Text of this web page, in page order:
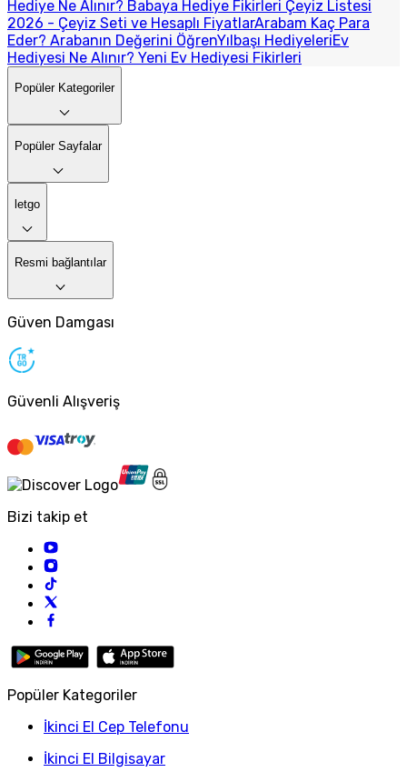
Hediye Ne Alınır? Babaya Hediye Fikirleri Çeyiz Listesi
2026 - Çeyiz Seti ve Hesaplı FiyatlarArabam Kaç Para
Eder? Arabanın Değerini ÖğrenYılbaşı HediyeleriEv
Hediyesi Ne Alınır? Yeni Ev Hediyesi Fikirleri
Popüler Kategoriler
Popüler Sayfalar
letgo
Resmi bağlantılar
Güven Damgası
Güvenli Alışveriş
Bizi takip et
Popüler Kategoriler
İkinci El Cep Telefonu
İkinci El Bilgisayar